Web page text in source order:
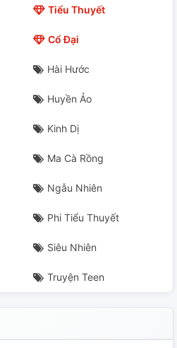
Tiểu Thuyết
Cổ Đại
Hài Hước
Huyền Ảo
Kinh Dị
Ma Cà Rồng
Ngẫu Nhiên
Phi Tiểu Thuyết
Siêu Nhiên
Truyện Teen